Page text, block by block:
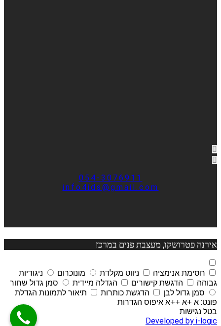
054-3076911
info4ids@gmail.com
אירנה פטרושקו, מעצבת פנים במרכז
חסימת אנימציה ניווט מקלדת מונוכרום
ניגודיות
גבוהה
הדגשת קישורים הגדלה מיידית
סמן גדול שחור
סמן גדול לבן
הדגשת כותרות תיאור לתמונות הגדלת
פונט: א +א ++א איפוס הגדרות
בטל נגישות
Developed by i-logic